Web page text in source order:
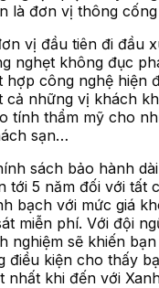
là đơn vị thông
vị đầu tiên đi đầu
nghẹt không đục
hợp công nghệ hiện
cả những vị khách
tính thẩm mỹ cho
sạn…
sách bảo hành
tới 5 năm đối với tất
bạch với mức giá
miễn phí. Với đội
nghiệm sẽ khiến
điều kiện cho thấy
nhất khi đến với